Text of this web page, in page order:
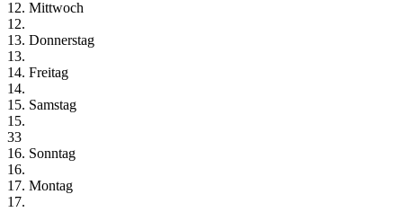
12. Mittwoch
12.
13. Donnerstag
13.
14. Freitag
14.
15. Samstag
15.
33
16. Sonntag
16.
17. Montag
17.